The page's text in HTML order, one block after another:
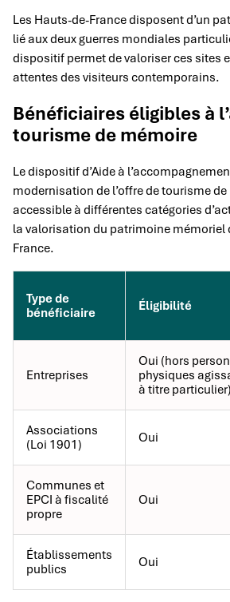
Les Hauts-de-France disposent d’un
lié aux deux guerres mondiales
dispositif permet de valoriser ces sites
attentes des visiteurs contemporains.
Bénéficiaires éligibles à
tourisme de mémoire
Le dispositif d’Aide à
modernisation de l’offre de tourisme
accessible à différentes catégories
la valorisation du patrimoine mémoriel
France.
Type de
bénéficiaire
Éligibilité
Entreprises
Oui (hors
physiques
à titre particulier)
Associations
(Loi 1901)
Oui
Communes et
EPCI à fiscalité
propre
Oui
Établissements
publics
Oui